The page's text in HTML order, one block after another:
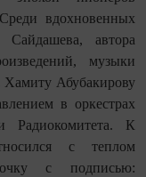
вдохновенных
автора
музыки
Хамиту Абубакирову
в оркестрах
Радиокомитета. К
с теплом
с под­писью: